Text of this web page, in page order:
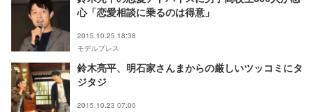
心「恋愛相談に乗るのは得意」
2015.10.25 18:38
モデルプレス
鈴木亮平、明石家さんまからの厳しいツッコミにタ
ジタジ
2015.10.23 07:00